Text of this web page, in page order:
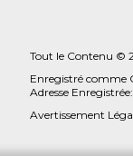
Tout le Contenu ©
Enregistré comme
Adresse
Avertissement